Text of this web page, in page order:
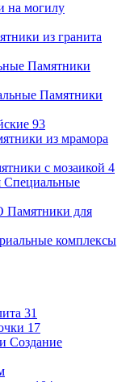
на могилу
из гранита
Памятники
Памятники
93
из мрамора
с мозаикой 4
Специальные
Памятники для
комплексы
31
17
Создание